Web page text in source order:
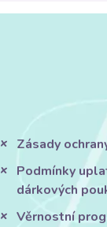
Zásady
Podmínky
dárkových
Věrnostní